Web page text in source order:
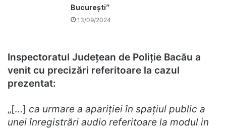
București”
13/09/2024
Inspectoratul Județean de Poliție Bacău a
venit cu precizări referitoare la cazul
prezentat:
„[…] ca urmare a apariției în spațiul public a
unei înregistrări audio referitoare la modul in